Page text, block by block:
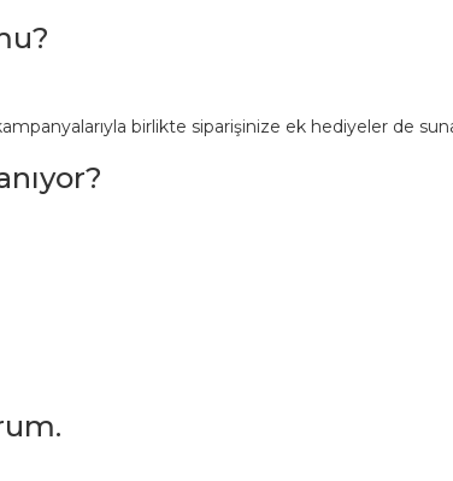
birlikte siparişinize ek hediyeler de